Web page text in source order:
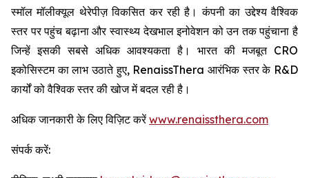
स्मॉल मॉलीक्यूल थेरेपीज़ विकसित कर रही है। कंपनी का उद्देश्य वैश्विक
स्तर पर पहुंच बढ़ाना और स्वास्थ्य देखभाल इनोवेशन को उन तक पहुंचाना है
जिन्हें इसकी सबसे अधिक आवश्यकता है। भारत की मजबूत CRO
इकोसिस्टम का लाभ उठाते हुए, RenaissThera आरंभिक स्तर के R&D
कार्यों को वैश्विक स्तर की खोज में बदल रही है।
अधिक जानकारी के लिए विज़िट करेंwww.renaissthera.com
संपर्क करें: